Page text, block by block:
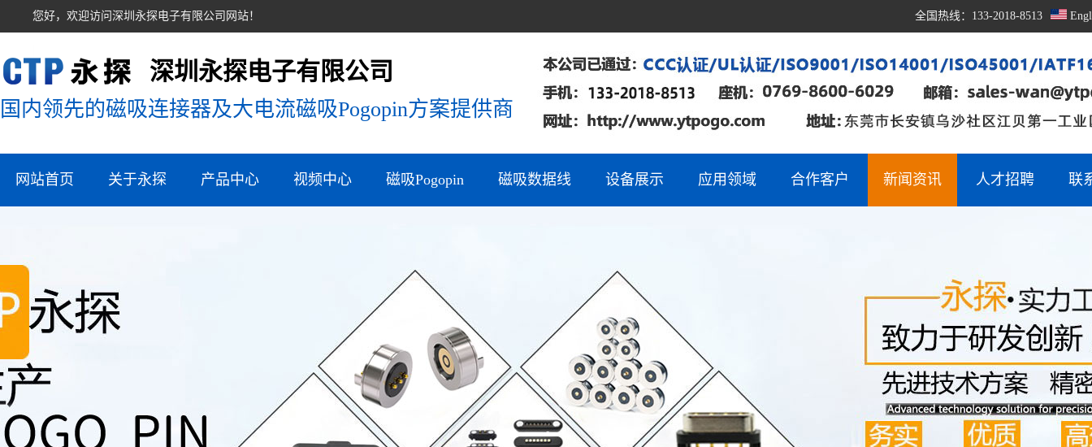
您好，欢迎访问深圳永探电子有限公司网站！ 全国热线：133-2018-8513
深圳永探电子有限公司
国内领先的磁吸连接器及大电流磁吸Pogopin方案提供商
网站首页 关于永探 产品中心 视频中心 磁吸Pogopin 磁吸数据线 设备展示 应用领域 合作客户 新闻资讯 人才招聘 联